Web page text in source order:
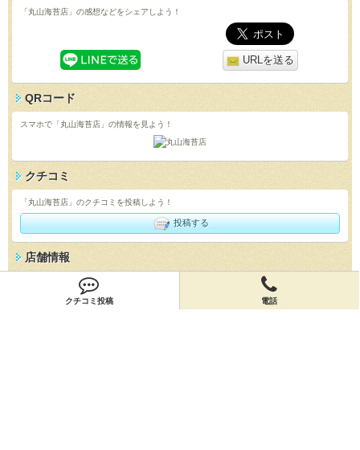
クチコミ投稿 電話
「丸山海苔店」の感想などをシェアしよう！
URLを送る
QRコード
スマホで「丸山海苔店」の情報を見よう！
クチコミ
「丸山海苔店」のクチコミを投稿しよう！
投稿する
店舗情報
「丸山海苔店」の店舗情報を編集しよう！